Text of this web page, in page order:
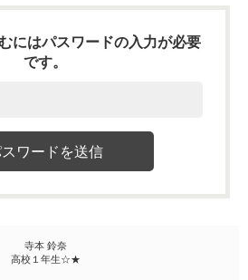
にはパスワードの入力が必要
です。
寺本 鈴奈
高校１年生☆★